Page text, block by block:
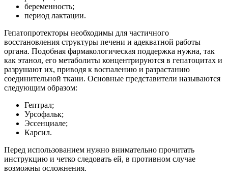
беременность;
период лактации.
Гепатопротекторы необходимы для частичного
восстановления структуры печени и адекватной работы
органа. Подобная фармакологическая поддержка нужна, так
как этанол, его метаболиты концентрируются в гепатоцитах и
разрушают их, приводя к воспалению и разрастанию
соединительной ткани. Основные представители называются
следующим образом:
Гептрал;
Урсофальк;
Эссенциале;
Карсил.
Перед использованием нужно внимательно прочитать
инструкцию и четко следовать ей, в противном случае
возможны осложнения.